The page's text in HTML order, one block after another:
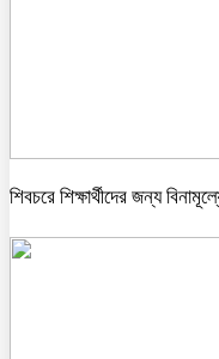
শিবচরে শিক্ষার্থীদের জন্য